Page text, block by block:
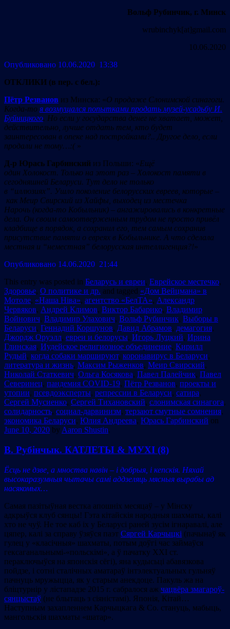
Вольф Рубинчик, г. Минск
wrubinchyk[at]gmail.com
10.06.2020
Опубликовано 10.06.2020 13:38
ОТКЛИКИ (в пер. с бел.):
Пётр Резванов из Минска: «О продаже Слонимской синагоги.
Когда-то я возмущался попытками продать музей-усадьбу И.
Буйницкого. Но если у государства денег не хватает, может,
действительно, лучше отдать тем, кто будет
заинтересован в опеке над постройками?.. Другое дело, если
продали не тому…:(»
Д-р Юрась Гарбинский из Польши: «Ещё
один Холокост. Только на этот раз – Холокост памяти в
сегодняшней Беларуси. Тут дело не только
в “иллюзиях”. Ушло поколение белорусских евреев которые –
как Меир Свирский из Хайфы, выходец из местечка
Нарочь (когда-то Кобыльник) – ангажировались в конкретные
дела. Он своим самоотверженным трудом не просто привёл
кладбище в порядок, а сохранил его, тем самым сохранив
присутствие памяти о евреях в Кобыльнике. А что сделала
местная и “неместная” белорусская интеллигенция?!»
Опубликовано 14.06.2020 21:44
This entry was posted in Беларусь и евреи, Еврейское местечко,
Здоровье, О политике и др. and tagged «Дом Вейцмана» в
Мотоле, «Наша Ніва», агентство «БелТА», Александр
Червяков, Андрей Климов, Виктор Бабарико, Владимир
Войнович, Владимир Улахович, Вольф Рубинчик, Выборы в
Беларуси, Геннадий Коршунов, Давид Абрамов, демагогия,
Джордж Оруэлл, евреи и белорусы, Игорь Луцкий, Ирина
Глинская, Иудейское религиозное объединение, Кирилл
Рудый, когда собаки маршируют, коронавирус в Беларуси,
литература и жизнь, Максим Рыженков, Меир Свирский,
Николай Статкевич, Ольга Косякова, Павел Палейчик, Павел
Северинец, пандемия COVID-19, Пётр Резванов, проекты и
утопии, псевдоэксперты, репрессии в Беларуси, сатира,
Сергей Мусиенко, Сергей Тихановский, слонимская синагога,
солидарность, социал-дарвинизм, терзают смутные сомнения,
экономика Беларуси, Юлия Андреева, Юрась Гарбинский on
June 10, 2020 by Aaron Shustin.
В. Рубінчык. КАТЛЕТЫ & МУХІ (8)
Ёсць не дзве, а мноства навін – і добрыя, і кепскія. Няхай
высокаразумныя чытачы самі аддзеляць мясныя вырабы ад
насякомых…
Самая пазітыўная вестка апошніх месяцаў – у Мінску
адкрыўся клуб сянцы! Гэта кітайскія народныя шахматы, калі
хто не чуў. Не тое каб іх у Беларусі раней зусім ігнаравалі, але
цяпер, калі за справу ўзяўся паэт Сяргей Карчыцкі (пачынаў як
гулец у «класічныя» шахматы, потым доўгі час займаўся
гексаганальнымі-«польскімі», а ў пачатку ХХІ ст.
пераключыўся на японскія сёгі), яна кудысьці абавязкова
пойдзе, і сотні сталічных аматараў інтэлектуальных гульняў
пачнуць мружыцца, як у старым анекдоце. Пакуль жа на
бліцтурнір у лістападзе 2015 г. сабралося аж чацвёра змагароў-
сянцыстаў (не блытаць з сіяністамі). Японія, Кітай…
Наступным захапленнем Карчыцкага & Со. стануць, мабыць,
мангольскія шахматы «шатар».